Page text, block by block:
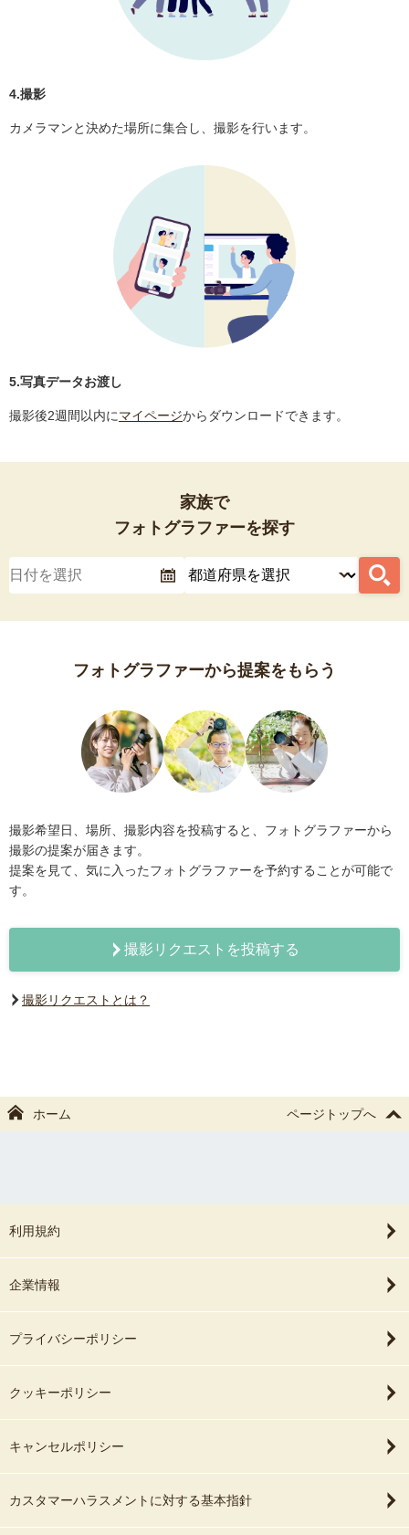
4.撮影
カメラマンと決めた場所に集合し、撮影を行います。
5.写真データお渡し
撮影後2週間以内にマイページからダウンロードできます。
家族で
フォトグラファーを探す
フォトグラファーから提案をもらう
撮影希望日、場所、撮影内容を投稿すると、フォトグラファーから
撮影の提案が届きます。
提案を見て、気に入ったフォトグラファーを予約することが可能で
す。
撮影リクエストを投稿する
撮影リクエストとは？
ホーム ページトップへ
利用規約
企業情報
プライバシーポリシー
クッキーポリシー
キャンセルポリシー
カスタマーハラスメントに対する基本指針